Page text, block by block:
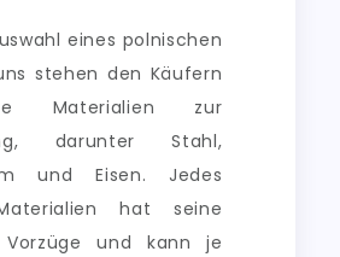
eines polnischen
stehen den Käufern
Materialien zur
darunter Stahl,
und Eisen. Jedes
hat seine
Vorzüge und kann je